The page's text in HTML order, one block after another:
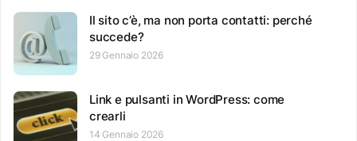
Il sito c’è, ma non porta contatti: perché
succede?
29 Gennaio 2026
Link e pulsanti in WordPress: come
crearli
14 Gennaio 2026